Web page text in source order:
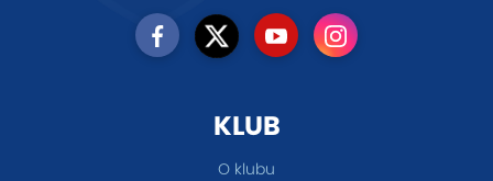
KLUB
O klubu